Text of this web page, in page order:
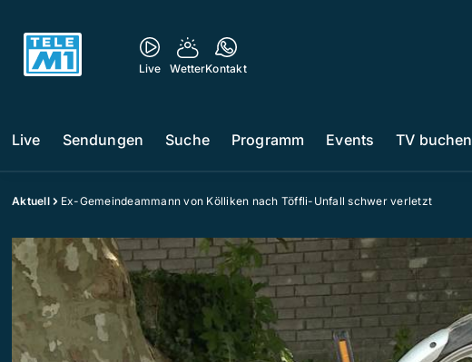
Live WetterKontakt
Live Sendungen Suche Programm Events TV buchen
Aktuell Ex-Gemeindeammann von Kölliken nach Töffli-Unfall schwer verletzt